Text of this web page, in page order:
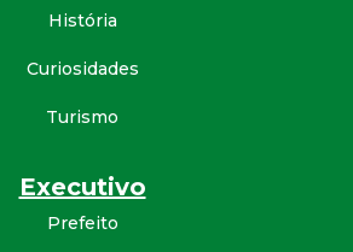
História
Curiosidades
Turismo
Executivo
Prefeito